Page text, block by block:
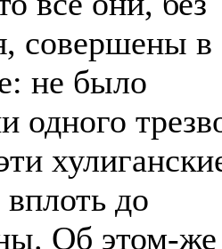
совершены в
не было
одного
вплоть до
Об этом-же